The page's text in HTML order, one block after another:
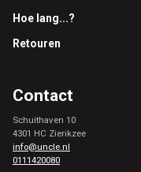
Hoe lang...?
Retouren
Contact
Schuithaven 10
4301 HC Zierikzee
info@uncle.nl
0111420080